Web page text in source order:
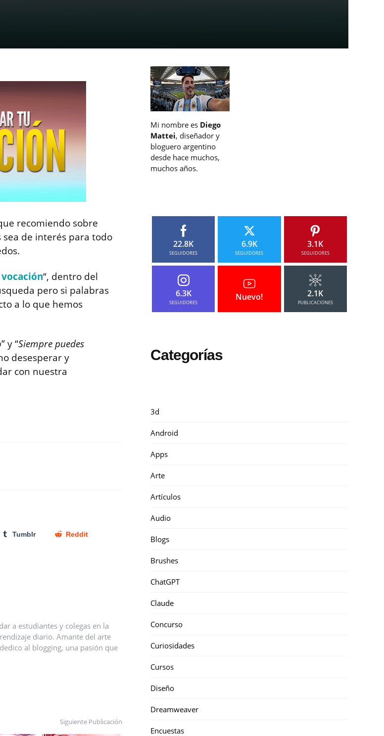
recomiendo sobre
de interés para todo
vocación“, dentro del
pero si palabras
a lo que hemos
” y “Siempre puedes
desesperar y
con nuestra
Tumblr Reddit
a estudiantes y colegas en la
diario. Amante del arte
al blogging, una pasión que
Siguiente Publicación
Mi nombre es Diego
Mattei, diseñador y
bloguero argentino
desde hace muchos,
muchos años.
22.8K
SEGUIDORES
6.9K
SEGUIDORES
3.1K
SEGUIDORES
6.3K
SEGUIDORES
Nuevo! 2.1K
PUBLICACIONES
Categorías
3d
Android
Apps
Arte
Artículos
Audio
Blogs
Brushes
ChatGPT
Claude
Concurso
Curiosidades
Cursos
Diseño
Dreamweaver
Encuestas